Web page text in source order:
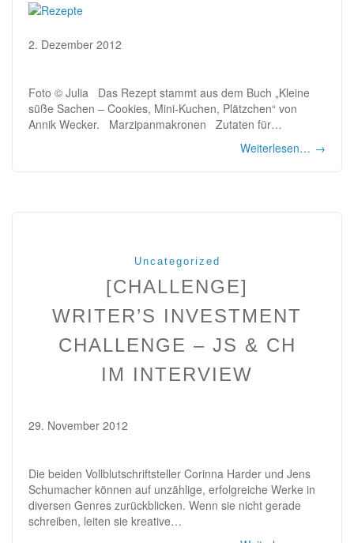
2. Dezember 2012
Foto © Julia Das Rezept stammt aus dem Buch „Kleine
süße Sachen – Cookies, Mini-Kuchen, Plätzchen“ von
Annik Wecker. Marzipanmakronen Zutaten für…
Weiterlesen… →
Uncategorized
[CHALLENGE]
WRITER’S INVESTMENT
CHALLENGE – JS & CH
IM INTERVIEW
29. November 2012
Die beiden Vollblutschriftsteller Corinna Harder und Jens
Schumacher können auf unzählige, erfolgreiche Werke in
diversen Genres zurückblicken. Wenn sie nicht gerade
schreiben, leiten sie kreative…